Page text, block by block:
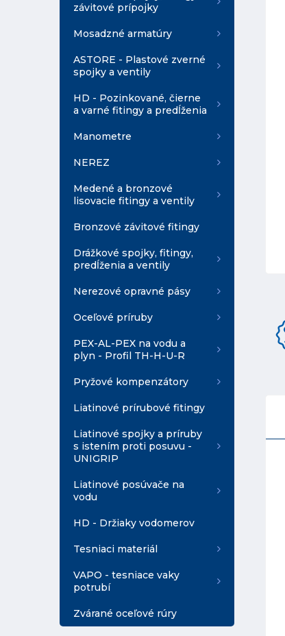
závitové prípojky
Mosadzné armatúry
ASTORE - Plastové zverné
spojky a ventily
HD - Pozinkované, čierne
a varné fitingy a predĺženia
Manometre
NEREZ
Medené a bronzové
lisovacie fitingy a ventily
Bronzové závitové fitingy
Drážkové spojky, fitingy,
predĺženia a ventily
Nerezové opravné pásy
Oceľové príruby
PEX-AL-PEX na vodu a
plyn - Profil TH-H-U-R
Pryžové kompenzátory
Liatinové prírubové fitingy
Liatinové spojky a príruby
s istením proti posuvu -
UNIGRIP
Liatinové posúvače na
vodu
HD - Držiaky vodomerov
Tesniaci materiál
VAPO - tesniace vaky
potrubí
Zvárané oceľové rúry